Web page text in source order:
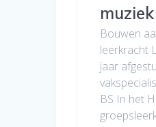
muziek
Bouwen
leerkracht
jaar
BS In het